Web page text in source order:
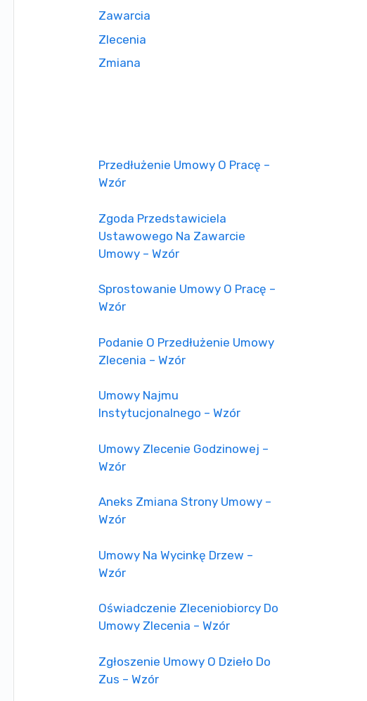
Zawarcia
Zlecenia
Zmiana
Przedłużenie Umowy O Pracę –
Wzór
Zgoda Przedstawiciela
Ustawowego Na Zawarcie
Umowy – Wzór
Sprostowanie Umowy O Pracę –
Wzór
Podanie O Przedłużenie Umowy
Zlecenia – Wzór
Umowy Najmu
Instytucjonalnego – Wzór
Umowy Zlecenie Godzinowej –
Wzór
Aneks Zmiana Strony Umowy –
Wzór
Umowy Na Wycinkę Drzew –
Wzór
Oświadczenie Zleceniobiorcy Do
Umowy Zlecenia – Wzór
Zgłoszenie Umowy O Dzieło Do
Zus – Wzór